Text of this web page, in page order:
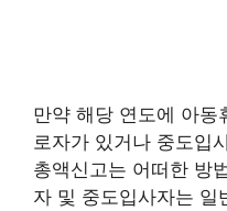
만약 해당 연도에 아동
로자가 있거나 중도입
총액신고는 어떠한 방
자 및 중도입사자는 일